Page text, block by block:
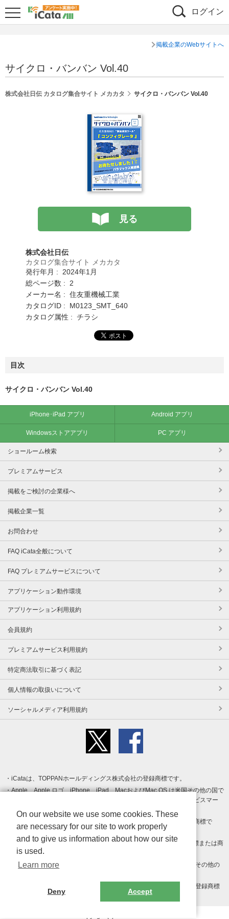
ログイン
掲載企業のWebサイトへ
サイクロ・バンバン Vol.40
株式会社日伝 カタログ集合サイト メカカタ サイクロ・バンバン Vol.40
見る
株式会社日伝
カタログ集合サイト メカカタ
発行年月 : 2024年1月
総ページ数 : 2
メーカー名 : 住友重機械工業
カタログID : M0123_SMT_640
カタログ属性 : チラシ
目次
サイクロ・バンバン Vol.40
iPhone･iPad アプリ Android アプリ
Windowsストアアプリ PC アプリ
ショールーム検索
プレミアムサービス
掲載をご検討の企業様へ
掲載企業一覧
お問合わせ
FAQ iCata全般について
FAQ プレミアムサービスについて
アプリケーション動作環境
アプリケーション利用規約
会員規約
プレミアムサービス利用規約
特定商法取引に基づく表記
個人情報の取扱いについて
ソーシャルメディア利用規約
iCataは、TOPPANホールディングス株式会社の登録商標です。
Apple、Apple ロゴ、iPhone、iPad、MacおよびMac OS は米国その他の国で
登録された Apple Inc. の商標です。App Store は Apple Inc. のサービスマー
クです。
Android、Google Play および Google Play ロゴ は Google LLC の商標で
す。
Windows は Microsoft Inc.の米国およびその他の国における登録商標または商
標です。
Adobe、Adobe Reader、Adobe PDF は、Adobe Inc.の米国およびその他の
その他、記載されている会社名、商品名、ロゴは各社の商標または登録商標
On our website we use some cookies. These
are necessary for our site to work properly
and to give us information about how our site
is used.
Learn more
Deny Accept